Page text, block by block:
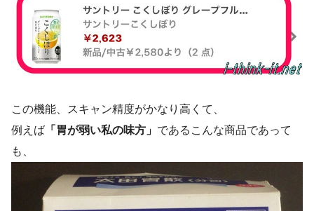
この機能、スキャン精度がかなり高くて、
例えば 「胃が弱い私の味方」 であるこんな商品であって
も、